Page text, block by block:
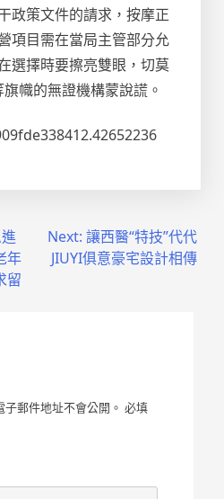
政策文件的請求，按摩正
項目需在當局主管部分允
選擇時要擦亮雙眼，切莫
旗幟的無證機構蒙說謊。
年
留
Next: 讓西醫“特技”代代
JIUYI俱意豪宅設計相傳
郵件地址不會公開。 必填